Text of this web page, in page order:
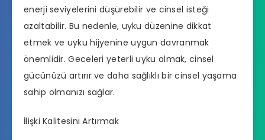
enerji seviyelerini düşürebilir ve cinsel isteği
azaltabilir. Bu nedenle, uyku düzenine dikkat
etmek ve uyku hijyenine uygun davranmak
önemlidir. Geceleri yeterli uyku almak, cinsel
gücünüzü artırır ve daha sağlıklı bir cinsel yaşama
sahip olmanızı sağlar.
İlişki Kalitesini Artırmak